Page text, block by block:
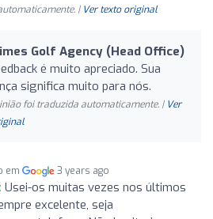
| Ver texto original
Golf Agency (Head Office)
é muito apreciado. Sua
significa muito para nós.
foi traduzida automaticamente. | Ver
em 3 years ago
Usei-os muitas vezes nos últimos
excelente, seja